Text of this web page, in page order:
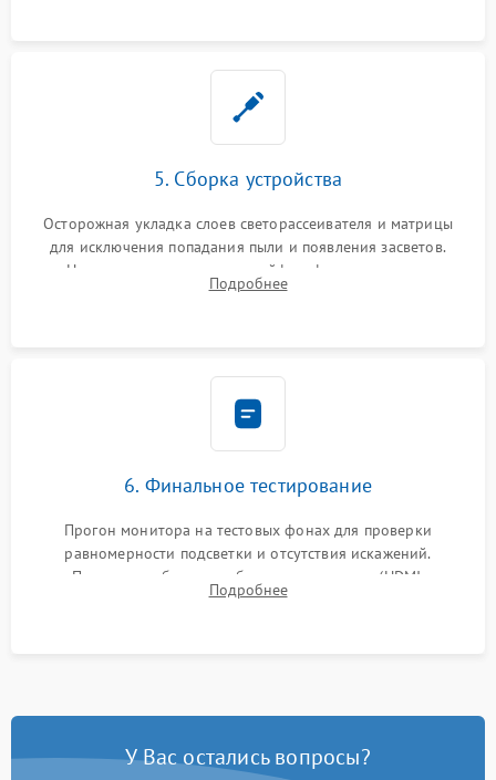
5. Сборка устройства
Осторожная укладка слоев светорассеивателя и матрицы
для исключения попадания пыли и появления засветов.
Надежное подключение шлейфов, фиксация плат и
аккуратное защелкивание пластикового корпуса монитора.
Подробнее
6. Финальное тестирование
Прогон монитора на тестовых фонах для проверки
равномерности подсветки и отсутствия искажений.
Проверка работоспособности всех портов (HDMI,
DisplayPort, VGA) и кнопок управления под нагрузкой в
Подробнее
У Вас остались вопросы?